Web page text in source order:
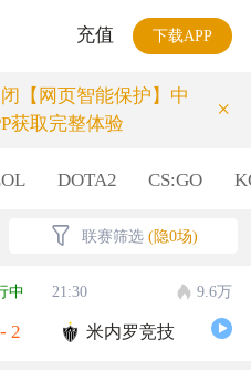
充值 下载APP
【网页智能保护】中
获取完整体验
×
DOTA2 CS:GO
联赛筛选 (隐0场)
中 21:30 9.6万
- 2 米内罗竞技